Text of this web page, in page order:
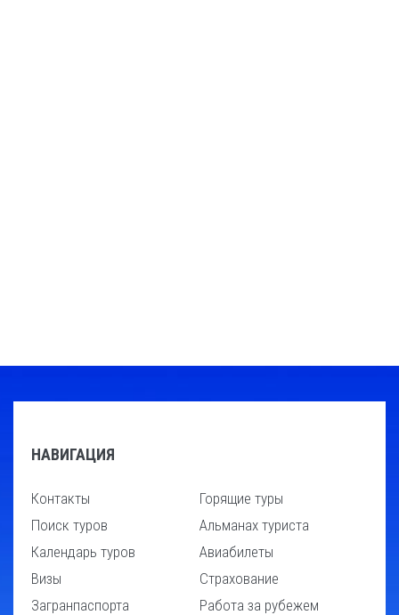
НАВИГАЦИЯ
Контакты
Поиск туров
Календарь туров
Визы
Загранпаспорта
Горящие туры
Альманах туриста
Авиабилеты
Страхование
Работа за рубежем